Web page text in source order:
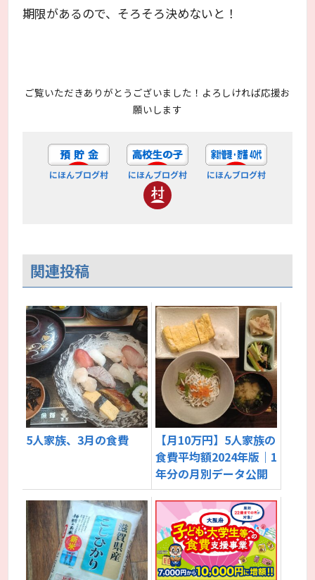
期限があるので、そろそろ決めないと！
ご覧いただきありがとうございました！よろしければ応援お
願いします
にほんブログ村 にほんブログ村 にほんブログ村
関連投稿
5人家族、3月の食費
【月10万円】5人家族の
食費平均額2024年版｜1
年分の月別データ公開